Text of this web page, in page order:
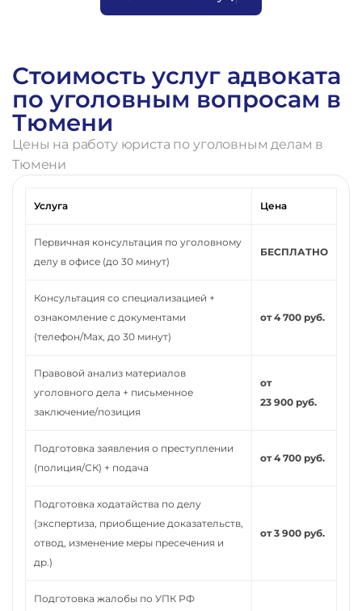
Стоимость услуг адвоката
по уголовным вопросам в
Тюмени
Цены на работу юриста по уголовным делам в
Тюмени
Услуга Цена
Первичная консультация по уголовному
делу в офисе (до 30 минут)
БЕСПЛАТНО
Консультация со специализацией +
ознакомление с документами
(телефон/Max, до 30 минут)
от 4 700 руб.
Правовой анализ материалов
уголовного дела + письменное
заключение/позиция
от
23 900 руб.
Подготовка заявления о преступлении
(полиция/СК) + подача
от 4 700 руб.
Подготовка ходатайства по делу
(экспертиза, приобщение доказательств,
отвод, изменение меры пресечения и
др.)
от 3 900 руб.
Подготовка жалобы по УПК РФ